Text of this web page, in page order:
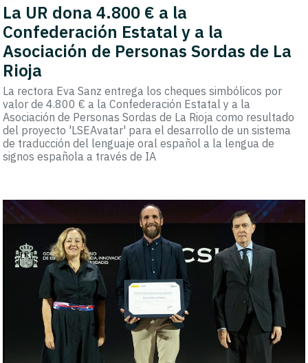
La UR dona 4.800 € a la
Confederación Estatal y a la
Asociación de Personas Sordas de La
Rioja
La rectora Eva Sanz entrega los cheques simbólicos por
valor de 4.800 € a la Confederación Estatal y a la
Asociación de Personas Sordas de La Rioja como resultado
del proyecto 'LSEAvatar' para el desarrollo de un sistema
de traducción del lenguaje oral español a la lengua de
signos española a través de IA